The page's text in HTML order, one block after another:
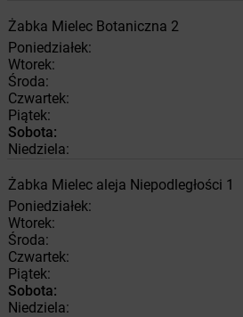
Żabka Mielec Botaniczna 2
Poniedziałek:
Wtorek:
Środa:
Czwartek:
Piątek:
Sobota:
Niedziela:
Żabka Mielec aleja Niepodległości 1
Poniedziałek:
Wtorek:
Środa:
Czwartek:
Piątek:
Sobota:
Niedziela: